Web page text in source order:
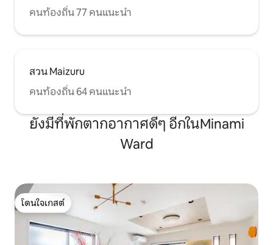
คนท้องถิ่น 77 คนแนะนำ
สวน Maizuru
คนท้องถิ่น 64 คนแนะนำ
ยังมีที่พักตากอากาศดีๆ อีกในMinami
Ward
โดนใจเกสต์
โดนใจเกสต์